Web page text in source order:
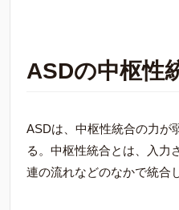
ASDの中枢性
ASDは、中枢性統合の力が
る。中枢性統合とは、入力
連の流れなどのなかで統合